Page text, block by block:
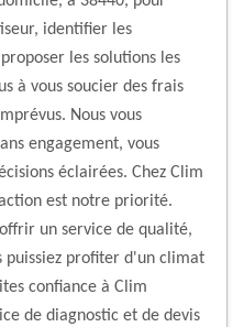
identifier les
les solutions les
à vous soucier des frais
Nous vous
engagement, vous
éclairées. Chez Clim
est notre priorité.
un service de qualité,
puissiez profiter d'un climat
confiance à Clim
de diagnostic et de devis